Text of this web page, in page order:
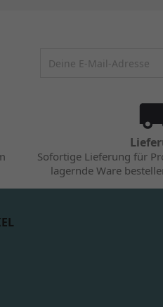
Sofortige Lieferung für
lagernde Ware